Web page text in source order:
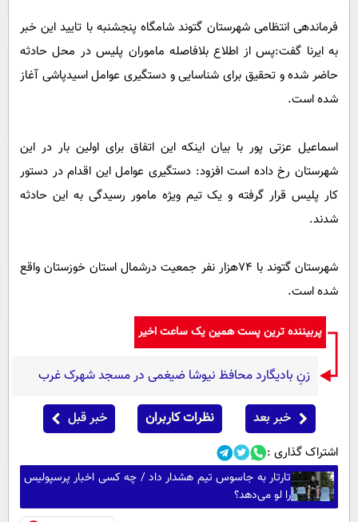
اجتماعی
حیات وحش
سیاست خارجی
فرماندهی انتظامی شهرستان گتوند شامگاه پنجشنبه با تایید این خبر
به ایرنا گفت:پس از اطلاع بلافاصله ماموران پلیس در محل حادثه
حاضر شده و تحقیق برای شناسایی و دستگیری عوامل اسیدپاشی آغاز
شده است.
اسماعیل عزتی پور با بیان اینکه این اتفاق برای اولین بار در این
شهرستان رخ داده است افزود: دستگیری عوامل این اقدام در دستور
کار پلیس قرار گرفته و یک تیم ویژه مامور رسیدگی به این حادثه
شدند.
شهرستان گتوند با 74هزار نفر جمعیت درشمال استان خوزستان واقع
شده است.
پربیننده ترین پست همین یک ساعت اخیر
زنِ بادیگارد محافظ نیوشا ضیغمی در مسجد شهرک غرب
خبر بعد نظرات کاربران خبر قبل
اشتراک گذاری :
تارتار به جاسوس تیم هشدار داد / چه کسی اخبار پرسپولیس
را لو می‌دهد؟